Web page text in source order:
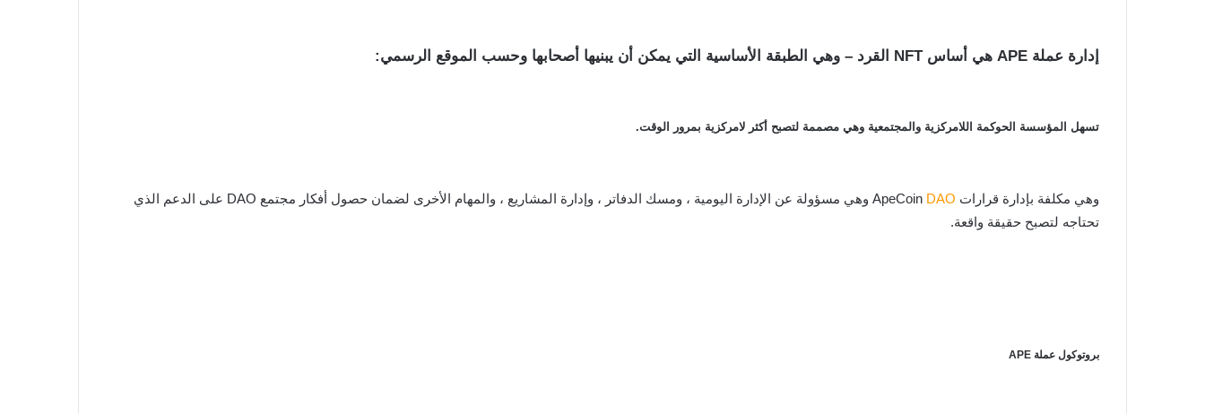
إدارة عملة APE هي أساس NFT القرد – وهي الطبقة الأساسية التي يمكن أن يبنيها أصحابها وحسب الموقع الرسمي:
تسهل المؤسسة الحوكمة اللامركزية والمجتمعية وهي مصممة لتصبح أكثر لامركزية بمرور الوقت.
وهي مكلفة بإدارة قرارات ApeCoin DAO
وهي مسؤولة عن الإدارة اليومية ، ومسك الدفاتر ، وإدارة المشاريع ، والمهام الأخرى لضمان حصول أفكار مجتمع DAO على الدعم الذي
تحتاجه لتصبح حقيقة واقعة.
بروتوكول عملة APE